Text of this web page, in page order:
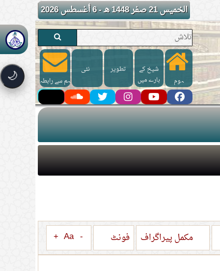
الخميس 21 صفر 1448 هـ - 6 أغسطس 2026
🌙 ہوم
شیخ کے
بارے میں
تطوير
نئی
ہم سے رابطہ
کریں
مکمل پیراگراف فونٹ -
Aa
+